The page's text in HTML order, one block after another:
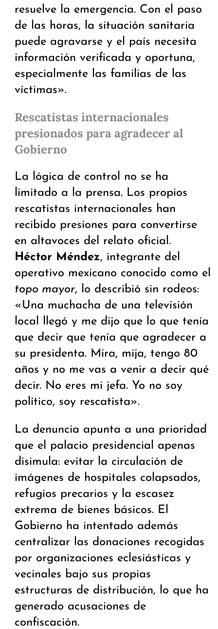
resuelve la emergencia. Con el paso
de las horas, la situación sanitaria
puede agravarse y el país necesita
información verificada y oportuna,
especialmente las familias de las
víctimas».
Rescatistas internacionales
presionados para agradecer al
Gobierno
La lógica de control no se ha
limitado a la prensa. Los propios
rescatistas internacionales han
recibido presiones para convertirse
en altavoces del relato oficial.
Héctor Méndez, integrante del
operativo mexicano conocido como el
topo mayor, lo describió sin rodeos:
«Una muchacha de una televisión
local llegó y me dijo que lo que tenía
que decir que tenía que agradecer a
su presidenta. Mira, mija, tengo 80
años y no me vas a venir a decir qué
decir. No eres mi jefa. Yo no soy
político, soy rescatista».
La denuncia apunta a una prioridad
que el palacio presidencial apenas
disimula: evitar la circulación de
imágenes de hospitales colapsados,
refugios precarios y la escasez
extrema de bienes básicos. El
Gobierno ha intentado además
centralizar las donaciones recogidas
por organizaciones eclesiásticas y
vecinales bajo sus propias
estructuras de distribución, lo que ha
generado acusaciones de
confiscación.